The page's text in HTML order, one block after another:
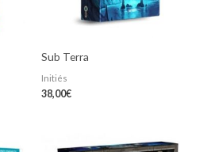
Sub Terra
Initiés
38,00€